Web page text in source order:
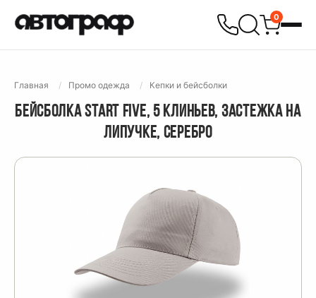
0
Главная Промо одежда Кепки и бейсболки
БЕЙСБОЛКА START FIVE, 5 КЛИНЬЕВ, ЗАСТЕЖКА НА
ЛИПУЧКЕ, СЕРЕБРО